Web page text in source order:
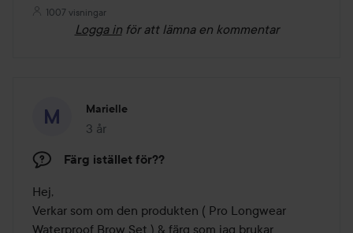
1007 visningar
Logga in för att lämna en kommentar
Marielle
3 år
Inlägget skapades 3 år
Färg istället för??
Hej,
Verkar som om den produkten ( Pro Longwear
Waterproof Brow Set ) & färg som jag brukar